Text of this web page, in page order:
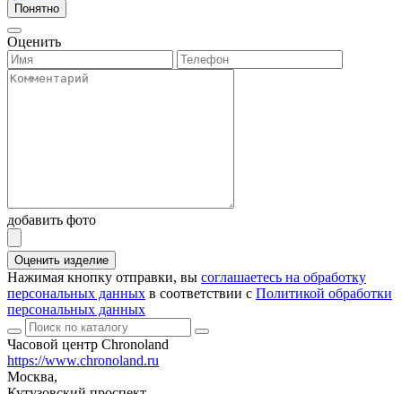
Понятно
Оценить
добавить фото
Оценить изделие
Нажимая кнопку отправки, вы соглашаетесь на обработку
персональных данных в соответствии с Политикой обработки
персональных данных
Часовой центр Chronoland
https://www.chronoland.ru
Москва,